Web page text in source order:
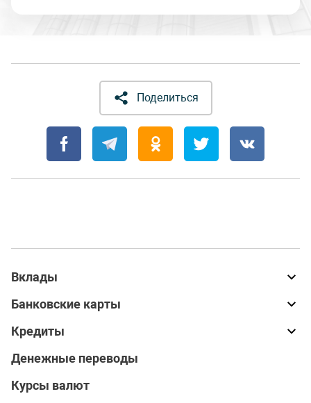
Поделиться
Вклады
Банковские карты
Кредиты
Денежные переводы
Курсы валют